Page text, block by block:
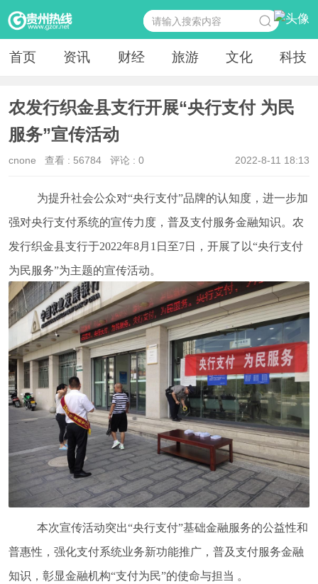
首页 资讯 财经 旅游 文化 科技
农发行织金县支行开展“央行支付 为民
服务”宣传活动
2022-8-11 18:13
cnone 查看 : 56784评论 : 0
为提升社会公众对“央行支付”品牌的认知度，进一步加
强对央行支付系统的宣传力度，普及支付服务金融知识。农
发行织金县支行于2022年8月1日至7日，开展了以“央行支付
为民服务”为主题的宣传活动。
本次宣传活动突出“央行支付”基础金融服务的公益性和
普惠性，强化支付系统业务新功能推广，普及支付服务金融
知识，彰显金融机构“支付为民”的使命与担当 。